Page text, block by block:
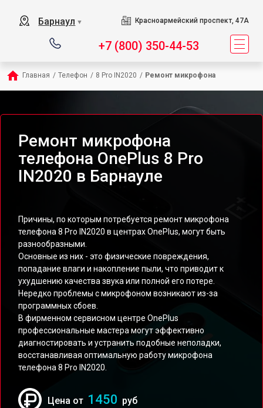
Барнаул ▼ Красноармейский проспект, 47А
+7 (800) 350-44-53
Главная / Телефон / 8 Pro IN2020 / Ремонт микрофона
Ремонт микрофона
телефона OnePlus 8 Pro
IN2020 в Барнауле
Причины, по которым потребуется ремонт микрофона
телефона 8 Pro IN2020 в центрах OnePlus, могут быть
разнообразными.
Основные из них - это физические повреждения,
попадание влаги и накопление пыли, что приводит к
ухудшению качества звука или полной его потере.
Нередко проблемы с микрофоном возникают из-за
программных сбоев.
В фирменном сервисном центре OnePlus
профессиональные мастера могут эффективно
диагностировать и устранить подобные неполадки,
восстанавливая оптимальную работу микрофона
телефона 8 Pro IN2020.
Цена от 1450 руб